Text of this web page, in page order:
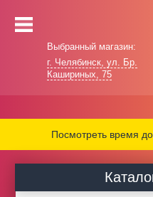
Выбранный магазин:
г. Челябинск, ул. Бр.
Кашириных, 75
Посмотреть время